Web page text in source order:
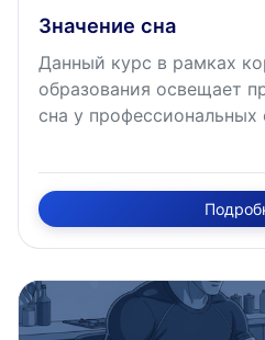
Значение сна
Данный курс в рамках
образования освещает
сна у профессиональных
раскрывает физиологию
недостаточного сна на
показатели, методы
сна, а также
гигиену сна,
нефармакологические